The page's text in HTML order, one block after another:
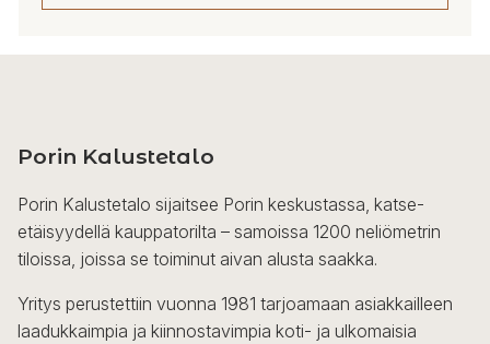
Porin Kalustetalo
Porin Kalustetalo sijaitsee Porin keskustassa, katse-
etäisyydellä kauppatorilta – samoissa 1200 neliömetrin
tiloissa, joissa se toiminut aivan alusta saakka.
Yritys perustettiin vuonna 1981 tarjoamaan asiakkailleen
laadukkaimpia ja kiinnostavimpia koti- ja ulkomaisia